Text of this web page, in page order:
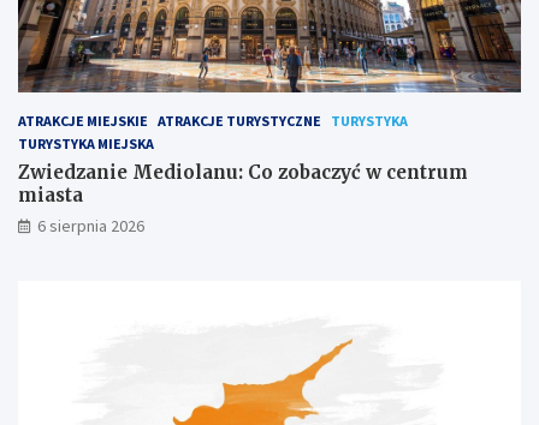
ATRAKCJE MIEJSKIE ATRAKCJE TURYSTYCZNE
TURYSTYKA
TURYSTYKA MIEJSKA
Zwiedzanie Mediolanu: Co zobaczyć w centrum
miasta
6 sierpnia 2026